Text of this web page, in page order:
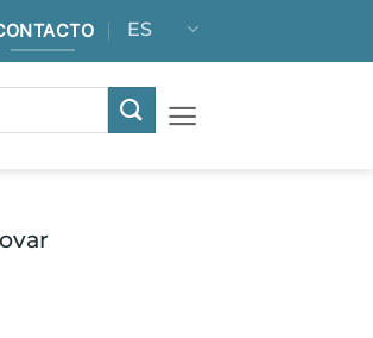
ES